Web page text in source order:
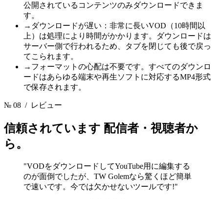
公開されているコンテンツのみダウンロードできま
す。
→ ダウンロードが遅い：非常に長いVOD（10時間以
上）は処理により時間がかかります。ダウンロードは
サーバー側で行われるため、タブを閉じても後で戻っ
てこられます。
→ フォーマットの心配は不要です。すべてのダウンロ
ードはあらゆる端末や再生ソフトに対応するMP4形式
で保存されます。
№ 08 / レビュー
信頼されています 配信者・視聴者か
ら。
"VODをダウンロードしてYouTube用に編集する
のが面倒でしたが、TW Golemなら驚くほど簡単
で速いです。今では欠かせないツールです!"